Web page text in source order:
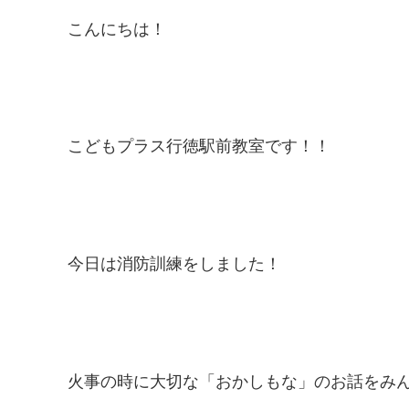
こんにちは！
こどもプラス行徳駅前教室です！！
今日は消防訓練をしました！
火事の時に大切な「おかしもな」のお話をみ